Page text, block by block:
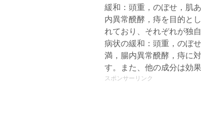
緩和：頭重，のぼせ，肌
内異常醗酵，痔を目的と
れており、それぞれが独
病状の緩和：頭重，のぼ
満，腸内異常醗酵，痔に
す。また、他の成分は効
スポンサーリンク